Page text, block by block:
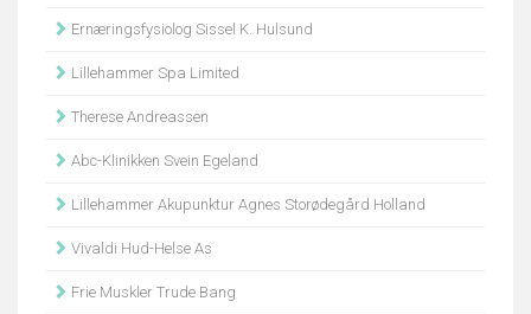
Ernæringsfysiolog Sissel K. Hulsund
Lillehammer Spa Limited
Therese Andreassen
Abc-Klinikken Svein Egeland
Lillehammer Akupunktur Agnes Storødegård Holland
Vivaldi Hud-Helse As
Frie Muskler Trude Bang